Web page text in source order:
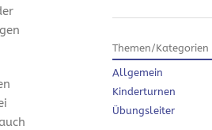
Themen/Kategorien
Allgemein
Kinderturnen
Übungsleiter